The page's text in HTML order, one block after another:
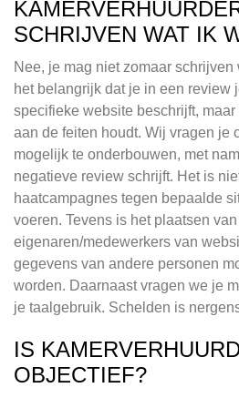
SCHRIJVEN WAT IK
Nee, je mag niet zomaar
het belangrijk dat je in een review
specifieke website beschrijft,
aan de feiten houdt. Wij vragen je
mogelijk te onderbouwen, met
negatieve review schrijft. Het is
haatcampagnes tegen bepaalde
voeren. Tevens is het plaatsen
eigenaren/medewerkers van
gegevens van andere personen
worden. Daarnaast vragen we je
je taalgebruik. Schelden is
IS
OBJECTIEF?